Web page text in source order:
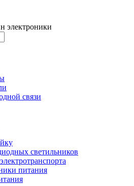
электроники
связи
светильников
питания